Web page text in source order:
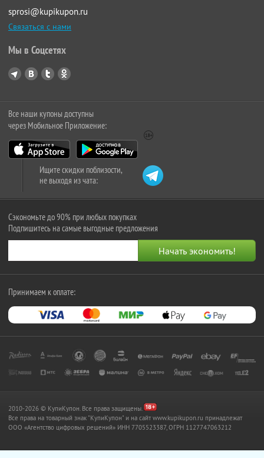
sprosi@kupikupon.ru
Связаться с нами
Мы в Соцсетях
Все наши купоны доступны
через Мобильное Приложение:
Ищите скидки поблизости,
не выходя из чата:
Сэкономьте до 90% при любых покупках
Подпишитесь на самые выгодные предложения
Принимаем к оплате:
2010-2026 © КупиКупон. Все права защищены.
Все права на товарный знак "КупиКупон" и на сайт www.kupikupon.ru принадлежат
OOO «Агентство цифровых решений» ИНН 7705523387, ОГРН 1127747063212